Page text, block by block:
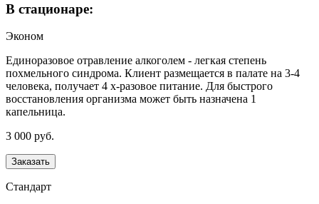
В стационаре:
Эконом
Единоразовое отравление алкоголем - легкая степень
похмельного синдрома. Клиент размещается в палате на 3-4
человека, получает 4 х-разовое питание. Для быстрого
восстановления организма может быть назначена 1
капельница.
3 000 руб.
Заказать
Стандарт